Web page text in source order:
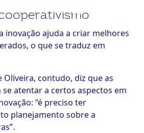
inovação ajuda a criar melhores
o que se traduz em
contudo, diz que as
atentar a certos aspectos em
“é preciso ter
planejamento sobre a